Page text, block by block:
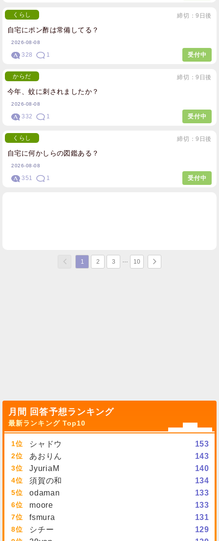
自宅にポン酢は常備してる？
締切：9日後
くらし
2026-08-08
328 1 受付中
今年、蚊に刺されましたか？
締切：9日後
からだ
2026-08-08
332 1 受付中
自宅に何かしらの図鑑ある？
締切：9日後
くらし
2026-08-08
351 1 受付中
1 2 3 10
月間 回答予想ランキング
最新ランキング Top10
1 シャドウ 153
2 あおりん 143
3 JyuriaM 140
4 須賀の和 134
5 odaman 133
6 moore 133
7 fsmura 131
8 シチー 129